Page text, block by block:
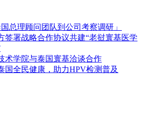
总理顾问团队到公司考察调研」
签署战略合作协议共建“老挝寰基医学
术学院与泰国寰基洽谈合作
国全民健康，助力HPV检测普及